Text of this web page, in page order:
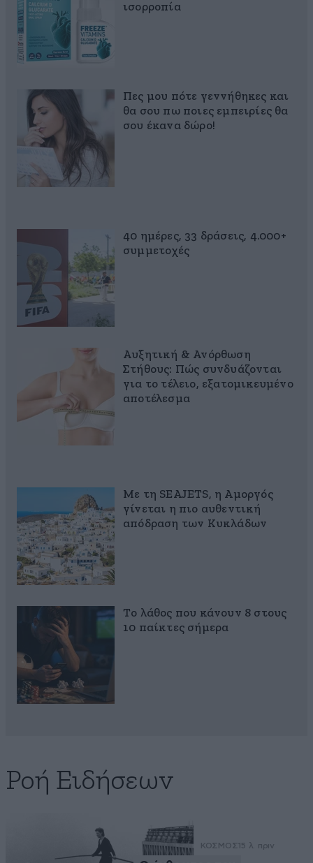
ισορροπία
Πες μου πότε γεννήθηκες και
θα σου πω ποιες εμπειρίες θα
σου έκανα δώρο!
40 ημέρες, 33 δράσεις, 4.000+
συμμετοχές
Αυξητική & Ανόρθωση
Στήθους: Πώς συνδυάζονται
για το τέλειο, εξατομικευμένο
αποτέλεσμα
Με τη SEAJETS, η Αμοργός
γίνεται η πιο αυθεντική
απόδραση των Κυκλάδων
Το λάθος που κάνουν 8 στους
10 παίκτες σήμερα
Ροή Ειδήσεων
ΚΟΣΜΟΣ 15 λ. πριν